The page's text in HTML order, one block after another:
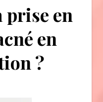
prise en
en
?